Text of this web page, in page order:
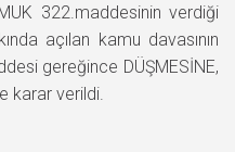
322.maddesinin verdiği
açılan kamu davasının
gereğince DÜŞMESİNE,
karar verildi.